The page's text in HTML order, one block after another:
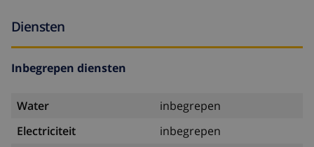
Diensten
Inbegrepen diensten
Water
inbegrepen
Electriciteit
inbegrepen